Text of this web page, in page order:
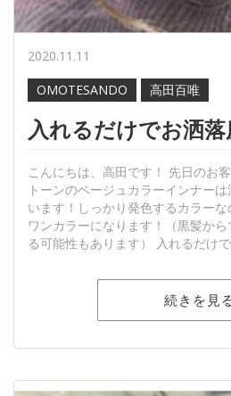
2020.11.11
OMOTESANDO
高田百唯
入れるだけでお洒
こんにちは、高田です！ 先日のお
トーンのベージュカラーインナー
います！しっかり発色するカラーな
ワンカラーになります！（黒髪か
る可能性もあります） 入れるだけ
続きを見